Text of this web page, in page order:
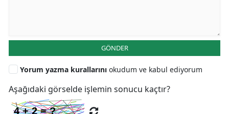
GÖNDER
Yorum yazma kurallarını okudum ve kabul ediyorum
Aşağıdaki görselde işlemin sonucu kaçtır?